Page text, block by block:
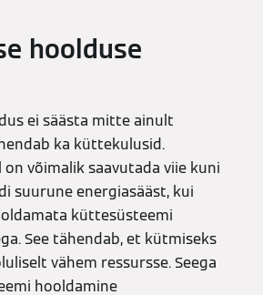
hoolduse
ei säästa mitte ainult
ka küttekulusid.
võimalik saavutada viie kuni
suurune energiasääst, kui
küttesüsteemi
See tähendab, et kütmiseks
vähem ressursse. Seega
hooldamine